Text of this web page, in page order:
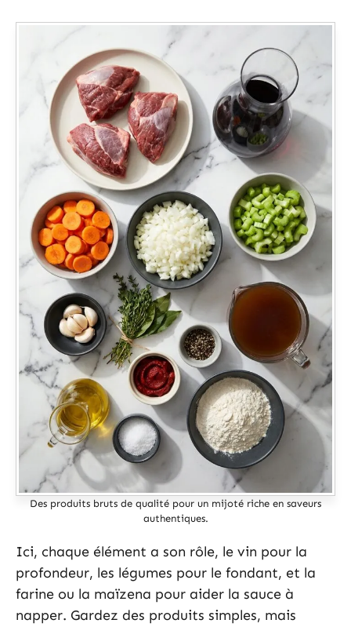
Des produits bruts de qualité pour un mijoté riche en saveurs
authentiques.
Ici, chaque élément a son rôle, le vin pour la
profondeur, les légumes pour le fondant, et la
farine ou la maïzena pour aider la sauce à
napper. Gardez des produits simples, mais